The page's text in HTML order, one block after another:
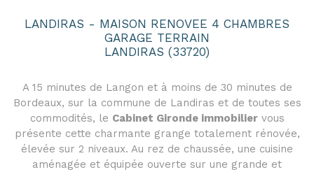
LANDIRAS - MAISON RENOVEE 4 CHAMBRES
GARAGE TERRAIN
LANDIRAS (33720)
A 15 minutes de Langon et à moins de 30 minutes de
Bordeaux, sur la commune de Landiras et de toutes ses
commodités, le Cabinet Gironde immobiliervous
présente cette charmante grange totalement rénovée,
élevée sur 2 niveaux. Au rez de chaussée, une cuisine
aménagée et équipée ouverte sur une grande et